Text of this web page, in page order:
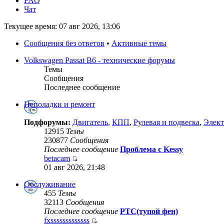
Чат
Текущее время: 07 авг 2026, 13:06
Сообщения без ответов • Активные темы
Volkswagen Passat B6 - технические форумы
Темы
Сообщения
Последнее сообщение
Неполадки и ремонт
Подфорумы: Двигатель, КПП, Рулевая и подвеска,
12915 Темы
230877 Сообщения
Последнее сообщение Проблема с Kessy
betacam
01 авг 2026, 21:48
Обслуживание
455 Темы
32113 Сообщения
Последнее сообщение РТС(тупой фен)
fxsssssssssssss